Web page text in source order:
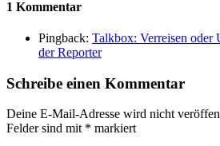
1 Kommentar
Pingback: Talkbox: Verreisen oder
der Reporter
Schreibe einen Kommentar
Deine E-Mail-Adresse wird nicht
Felder sind mit * markiert